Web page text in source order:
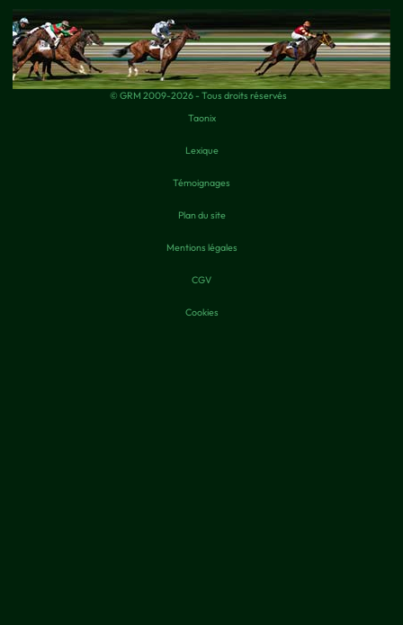
© GRM 2009-2026 - Tous droits réservés
Taonix
Lexique
Témoignages
Plan du site
Mentions légales
CGV
Cookies